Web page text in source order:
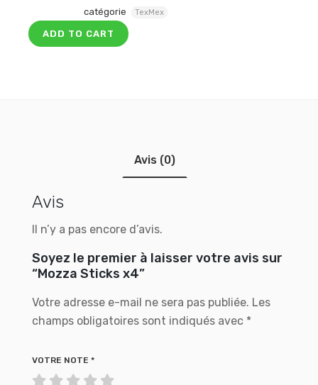
catégorie TexMex
ADD TO CART
Avis (0)
Avis
Il n’y a pas encore d’avis.
Soyez le premier à laisser votre avis sur
“Mozza Sticks x4”
Votre adresse e-mail ne sera pas publiée. Les
champs obligatoires sont indiqués avec *
VOTRE NOTE *